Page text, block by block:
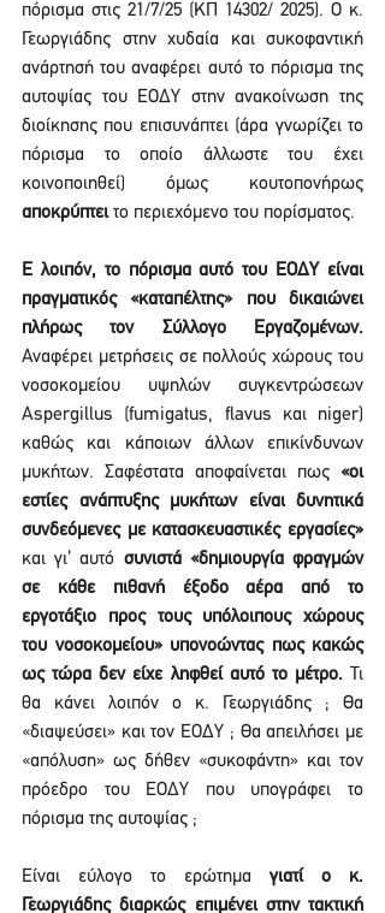
πόρισμα στις 21/7/25 (ΚΠ 14302/ 2025). Ο κ.
Γεωργιάδης στην χυδαία και συκοφαντική
ανάρτησή του αναφέρει αυτό το πόρισμα της
αυτοψίας του ΕΟΔΥ στην ανακοίνωση της
διοίκησης που επισυνάπτει (άρα γνωρίζει το
πόρισμα το οποίο άλλωστε του έχει
αποκρύπτει το περιεχόμενο του πορίσματος.
Ε λοιπόν, το πόρισμα αυτό του ΕΟΔΥ είναι
πραγματικός «καταπέλτης» που δικαιώνει
πλήρως τον Σύλλογο Εργαζομένων.
Αναφέρει μετρήσεις σε πολλούς χώρους του
νοσοκομείου υψηλών συγκεντρώσεων
Aspergillus (fumigatus, flavus και niger)
καθώς και κάποιων άλλων επικίνδυνων
μυκήτων. Σαφέστατα αποφαίνεται πως «οι
εστίες ανάπτυξης μυκήτων είναι δυνητικά
συνδεόμενες με κατασκευαστικές εργασίες»
και γι’ αυτό συνιστά «δημιουργία φραγμών
σε κάθε πιθανή έξοδο αέρα από το
εργοτάξιο προς τους υπόλοιπους χώρους
του νοσοκομείου» υπονοώντας πως κακώς
ως τώρα δεν είχε ληφθεί αυτό το μέτρο.
Τι
θα κάνει λοιπόν ο κ. Γεωργιάδης ; Θα
«διαψεύσει» και τον ΕΟΔΥ ; Θα απειλήσει με
«απόλυση» ως δήθεν «συκοφάντη» και τον
πρόεδρο του ΕΟΔΥ που υπογράφει το
πόρισμα της αυτοψίας ;
Είναι εύλογο το ερώτημα γιατί ο κ.
Γεωργιάδης διαρκώς επιμένει στην τακτική